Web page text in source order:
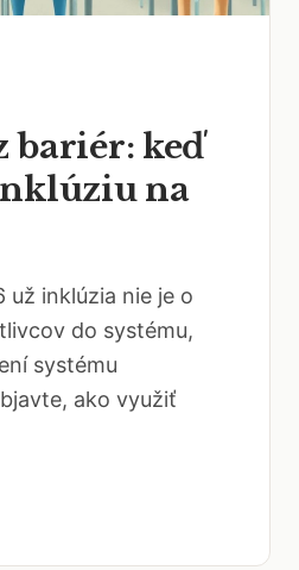
bariér: keď
na
už inklúzia nie je o
do systému,
systému
ako využiť